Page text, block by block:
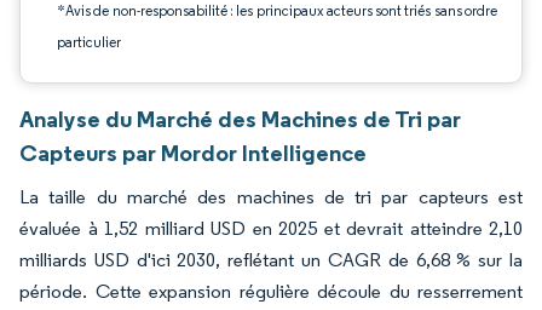
*Avis de non-responsabilité : les principaux acteurs sont triés sans ordre
particulier
Analyse du Marché des Machines de Tri par
Capteurs par Mordor Intelligence
La taille du marché des machines de tri par capteurs est
évaluée à 1,52 milliard USD en 2025 et devrait atteindre 2,10
milliards USD d'ici 2030, reflétant un CAGR de 6,68 % sur la
période. Cette expansion régulière découle du resserrement